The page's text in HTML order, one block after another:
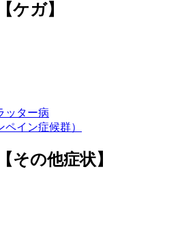
ケガ】
ッター病
イン症候群）
その他症状】